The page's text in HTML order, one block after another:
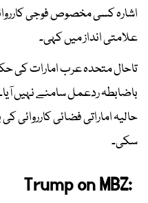
اشارہ کسی مخصوص فوجی
علامتی انداز میں کہی۔
تاحال متحدہ عرب امارات کی
باضابطہ ردعمل سامنے نہیں
حالیہ اماراتی فضائی کارروائی
سکی۔
Trump on MBZ: